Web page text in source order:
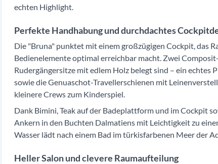
echten Highlight.
Perfekte Handhabung und durchdachtes
Die "Bruna" punktet mit einem großzügigen Cockpit, das
Bedienelemente optimal erreichbar macht. Zwei
Rudergängersitze mit edlem Holz belegt sind – ein
sowie die Genuaschot-Travellerschienen mit
kleinere Crews zum Kinderspiel.
Dank Bimini, Teak auf der Badeplattform und im Cockpit
Ankern in den Buchten Dalmatiens mit Leichtigkeit zu
Wasser lädt nach einem Bad im türkisfarbenen Meer der
Heller Salon und clevere Raumaufteilung